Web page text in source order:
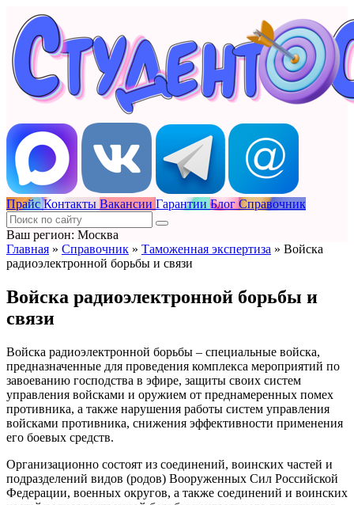
Прайс Контакты Вакансии Гарантии Блог Справочник
Ваш регион: Москва
Главная » Справочник » Таможенная экспертиза » Войска
радиоэлектронной борьбы и связи
Войска радиоэлектронной борьбы и
связи
Войска радиоэлектронной борьбы – специальные войска,
предназначенные для проведения комплекса мероприятий по
завоеванию господства в эфире, защиты своих систем
управления войсками и оружием от преднамеренных помех
противника, а также нарушения работы систем управления
войсками противника, снижения эффективности применения
его боевых средств.
Организационно состоят из соединений, воинских частей и
подразделений видов (родов) Вооруженных Сил Российской
Федерации, военных округов, а также соединений и воинских